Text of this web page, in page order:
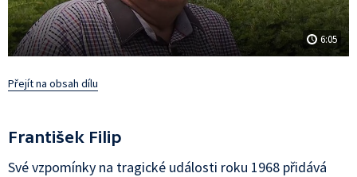
6:05
Přejít na obsah dílu
František Filip
Své vzpomínky na tragické události roku 1968 přidává